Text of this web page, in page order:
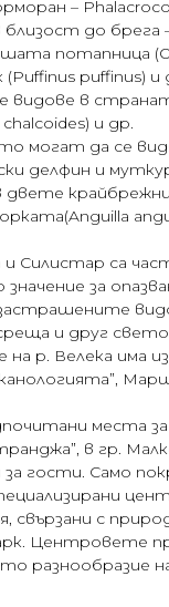
–
до
потапница
(Puffinus
в
и др.
могат да се
делфин и
са част
за
и друг
р. Велека има
места за
в гр.
гости. Само
свързани с
Центровете
разнообразие на